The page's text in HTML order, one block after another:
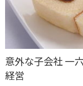
意外な子会社 一
経営